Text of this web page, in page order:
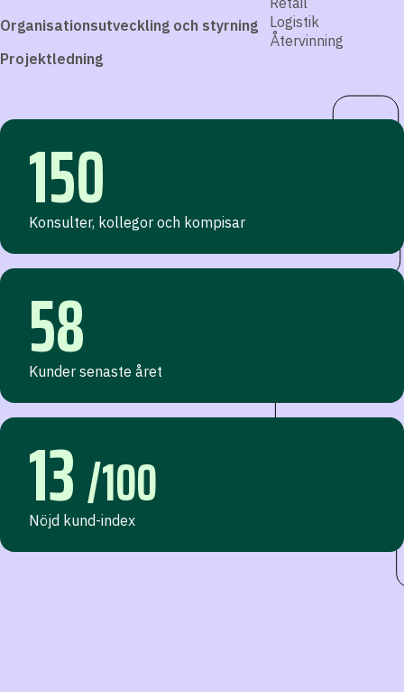
Organisationsutveckling och styrning
Projektledning
Logistik
Återvinning
150
Konsulter, kollegor och kompisar
58
Kunder senaste året
13/100
Nöjd kund-index